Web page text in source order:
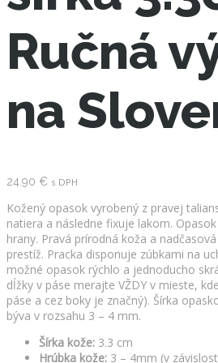
Ručná
na
24.90 € s DPH
Kožený opasok vyrobený z pravej
natiera a následne fixuje lakom.
hrany. Pravá prírodná koža a
prestíž. Pracka disponuje zúbkami na
možné opasok rýchlo a jednoducho
dĺžky v páse merajte VŽDY v mieste,
páse a cez boky je značný). Šírka
býva v rozsahu 3 – 4 mm.
Šírka kože: 3.3 cm
Hrúbka kože: 3 – 4mm (v